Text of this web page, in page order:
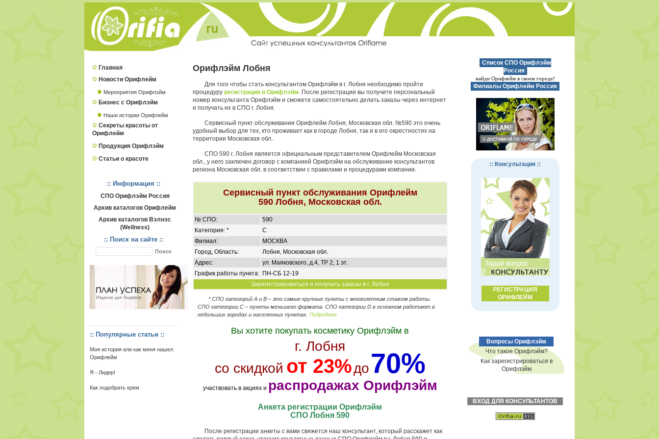
Главная
Новости Орифлейм
Мероприятия Орифлэйм
Бизнес с Орифлэйм
Наши истории Орифлейм
Секреты красоты от
Орифлейм
Продукция Орифлэйм
Статьи о красоте
:: Информация ::
СПО Орифлэйм Россия
Архив каталогов Орифлейм
Архив каталогов Вэлнэс
(Wellness)
:: Поиск на сайте ::
:: Популярные статьи ::
Моя история или как меня нашел
Орифлейм
Я - Лидер!
Как подобрать крем
Орифлэйм Лобня
Для того чтобы стать консультантом Орифлэйм в г. Лобня необходимо пройти
процедуру регистрации в Орифлэйм. После регистрации вы получите персональный
номер консультанта Орифлэйм и сможете самостоятельно делать заказы через интернет
и получать их в СПО г. Лобня.
Сервисный пункт обслуживания Орифлейм Лобня, Московская обл. №590 это очень
удобный выбор для тех, кто проживает как в городе Лобня, так и в его окрестностях на
территории Московская обл..
СПО 590 г. Лобня является официальным представителем Орифлейм Московская
обл., у него заключен договор с компанией Орифлэйм на обслуживание консультантов
региона Московская обл. в соответствии с правилами и процедурами компании.
Сервисный пункт обслуживания Орифлейм
590 Лобня, Московская обл.
№ СПО:
590
Категория: *
C
Филиал:
МОСКВА
Город, Область:
Лобня, Московская обл.
Адрес:
ул. Маяковского, д.4, ТР 2, 1 эт.
График работы пункта: ПН-СБ 12-19
Зарегистрироваться и получать заказы в г. Лобня
* СПО категорий А и В – это самые крупные пункты с многолетним стажем работы.
СПО категории C – пункты меньшего формата. СПО категории D в основном работают в
небольших городах и населенных пунктах. Подробнее
Вы хотите покупать косметику Орифлэйм в
г. Лобня
со скидкой от 23%до70%
участвовать в акциях и распродажах Орифлэйм
Анкета регистрации Орифлэйм
СПО Лобня 590
После регистрации анкеты с вами свяжется наш консультант, который расскажет как
Список СПО Орифлэйм
Россия
найди Орифлейм в своем городе!
Филиалы Орифлейм Россия
:: Консультация ::
РЕГИСТРАЦИЯ
ОРИФЛЕЙМ
Вопросы Орифлэйм
Что такое Орифлэйм?
Как зарегистрироваться в
Орифлэйм
ВХОД ДЛЯ КОНСУЛЬТАНТОВ